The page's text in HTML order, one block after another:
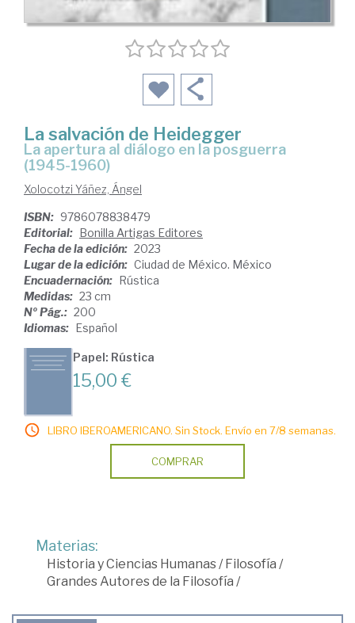
La salvación de Heidegger
la apertura al diálogo en la posguerra
(1945-1960)
Xolocotzi Yáñez, Ángel
ISBN: 9786078838479
Editorial: Bonilla Artigas Editores
Fecha de la edición: 2023
Lugar de la edición: Ciudad de México. México
Encuadernación: Rústica
Medidas: 23 cm
Nº Pág.: 200
Idiomas: Español
Papel: Rústica
15,00 €
LIBRO IBEROAMERICANO. Sin Stock. Envío en 7/8 semanas.
COMPRAR
Materias:
Historia y Ciencias Humanas/Filosofía /
Grandes Autores de la Filosofía /